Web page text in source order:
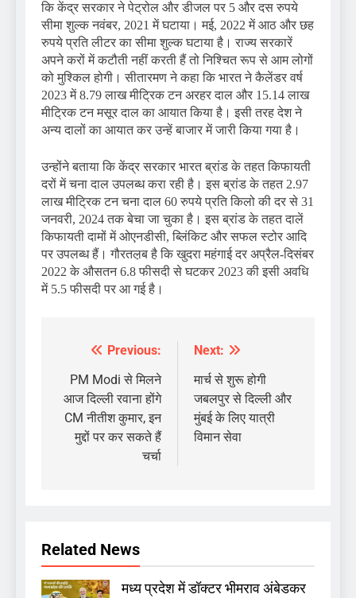
कि केंद्र सरकार ने पेट्रोल और डीजल पर 5 और दस रुपये
सीमा शुल्क नवंबर, 2021 में घटाया। मई, 2022 में आठ और छह
रुपये प्रति लीटर का सीमा शुल्क घटाया है। राज्य सरकारें
अपने करों में कटौती नहीं करती हैं तो निश्चित रूप से आम लोगों
को मुश्किल होगी। सीतारमण ने कहा कि भारत ने कैलेंडर वर्ष
2023 में 8.79 लाख मीट्रिक टन अरहर दाल और 15.14 लाख
मीट्रिक टन मसूर दाल का आयात किया है। इसी तरह देश ने
अन्य दालों का आयात कर उन्हें बाजार में जारी किया गया है।
उन्होंने बताया कि केंद्र सरकार भारत ब्रांड के तहत किफायती
दरों में चना दाल उपलब्ध करा रही है। इस ब्रांड के तहत 2.97
लाख मीट्रिक टन चना दाल 60 रुपये प्रति किलो की दर से 31
जनवरी, 2024 तक बेचा जा चुका है। इस ब्रांड के तहत दालें
किफायती दामों में ओएनडीसी, ब्लिंकिट और सफल स्टोर आदि
पर उपलब्ध हैं। गौरतल़ब है कि खुदरा महंगाई दर अप्रैल-दिसंबर
2022 के औसतन 6.8 फीसदी से घटकर 2023 की इसी अवधि
में 5.5 फीसदी पर आ गई है।
Post
navigation
Previous:
PM Modi से मिलने
आज दिल्ली रवाना होंगे
CM नीतीश कुमार, इन
मुद्दों पर कर सकते हैं
चर्चा
Next:
मार्च से शुरू होगी
जबलपुर से दिल्ली और
मुंबई के लिए यात्री
विमान सेवा
Related News
मध्य प्रदेश में डॉक्टर भीमराव अंबेडकर